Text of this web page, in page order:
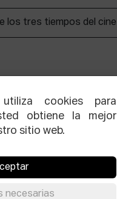
los tres tiempos del cine
cookies para
obtiene la mejor
sitio web.
necesarias